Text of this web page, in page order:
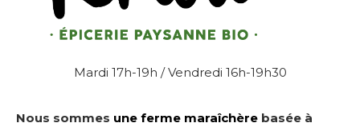
Mardi 17h-19h / Vendredi 16h-19h30
Nous sommes une ferme maraîchère basée à